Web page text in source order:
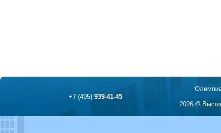
+7 (495)939-41-45
2026 ©